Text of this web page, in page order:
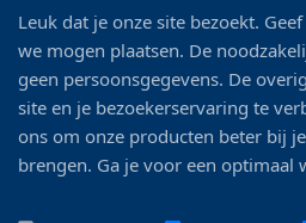
0546 - 622 990
06 - 11 19 81 42
info@bo-vis.nl
Leuk dat je onze site bezoekt.
we mogen plaatsen. De
geen persoonsgegevens. De
site en je bezoekerservaring te
ons om onze producten beter bij
brengen. Ga je voor een optimaal